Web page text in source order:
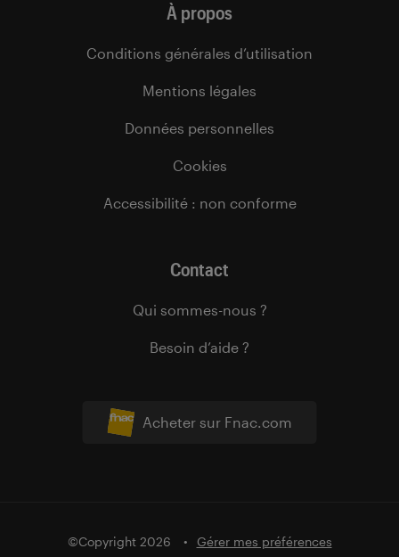
Acheter sur Fnac.com
À propos
Conditions générales d’utilisation
Mentions légales
Données personnelles
Cookies
Accessibilité : non conforme
Contact
Qui sommes-nous ?
Besoin d’aide ?
©Copyright 2026 Gérer mes préférences